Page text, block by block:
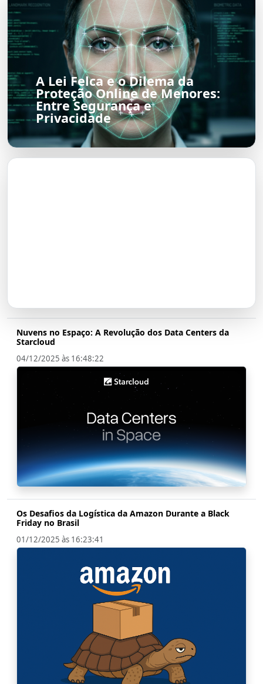
A Lei Felca e o Dilema da
Proteção Online de Menores:
Entre Segurança e
Privacidade
Nuvens no Espaço: A Revolução dos Data Centers da
Starcloud
04/12/2025 às 16:48:22
Os Desafios da Logística da Amazon Durante a Black
Friday no Brasil
01/12/2025 às 16:23:41